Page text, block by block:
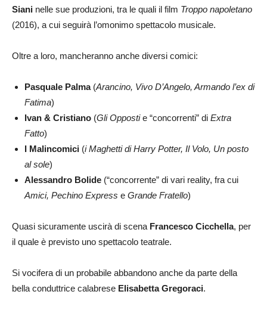
Siani nelle sue produzioni, tra le quali il film Troppo napoletano
(2016), a cui seguirà l’omonimo spettacolo musicale.
Oltre a loro, mancheranno anche diversi comici:
Pasquale Palma(Arancino, Vivo D’Angelo, Armando l’ex di
Fatima)
Ivan & Cristiano (Gli Oppostie “concorrenti” di Extra
Fatto)
I Malincomici (i Maghetti di Harry Potter, Il Volo, Un posto
al sole)
Alessandro Bolide (“concorrente” di vari reality, fra cui
Amici, Pechino Express e Grande Fratello)
Quasi sicuramente uscirà di scena Francesco Cicchella, per
il quale è previsto uno spettacolo teatrale.
Si vocifera di un probabile abbandono anche da parte della
bella conduttrice calabrese Elisabetta Gregoraci.